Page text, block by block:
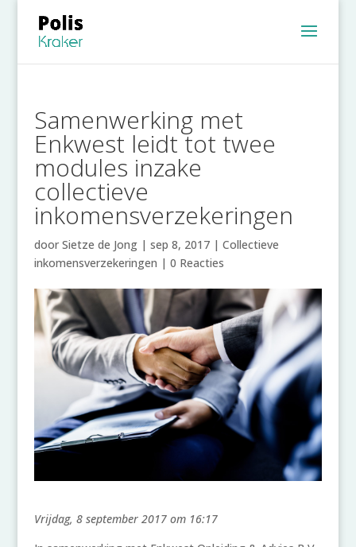
Samenwerking met
Enkwest leidt tot twee
modules inzake
collectieve
inkomensverzekeringen
door Sietze de Jong| sep 8, 2017| Collectieve
inkomensverzekeringen | 0 Reacties
Vrijdag, 8 september 2017 om 16:17